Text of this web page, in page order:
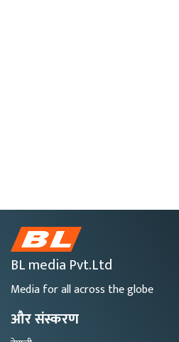
BL media Pvt.Ltd
Media for all across the globe
और संस्करण